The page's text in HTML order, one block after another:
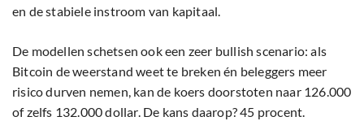
en de stabiele instroom van kapitaal.
De modellen schetsen ook een zeer bullish scenario: als
Bitcoin de weerstand weet te breken én beleggers meer
risico durven nemen, kan de koers doorstoten naar 126.000
of zelfs 132.000 dollar. De kans daarop? 45 procent.